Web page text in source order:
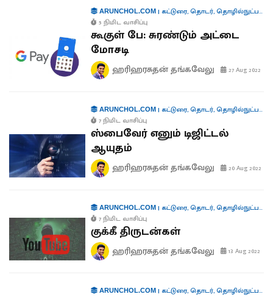
ARUNCHOL.COM| கட்டுரை,தொடர்,தொழில்நுட்பம்
5 நிமிட வாசிப்பு
கூகுள் பே: சுரண்டும் அட்டை
மோசடி
ஹரிஹரசுதன் தங்கவேலு 27 Aug 2022
ARUNCHOL.COM| கட்டுரை,தொடர்,தொழில்நுட்பம்
7 நிமிட வாசிப்பு
ஸ்பைவேர் எனும் டிஜிட்டல்
ஆயுதம்
ஹரிஹரசுதன் தங்கவேலு 20 Aug 2022
ARUNCHOL.COM| கட்டுரை,தொடர்,தொழில்நுட்பம்
7 நிமிட வாசிப்பு
குக்கீ திருடன்கள்
ஹரிஹரசுதன் தங்கவேலு 13 Aug 2022
ARUNCHOL.COM| கட்டுரை,தொடர்,தொழில்நுட்பம்